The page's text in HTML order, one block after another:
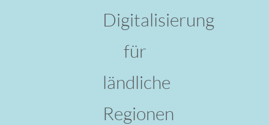
Digitalisierung
für
ländliche
Regionen